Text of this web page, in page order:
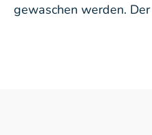
gewaschen werden.